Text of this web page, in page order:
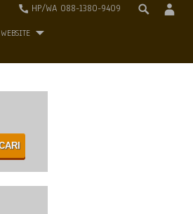
HP/WA 088-1380-9409
WEBSITE